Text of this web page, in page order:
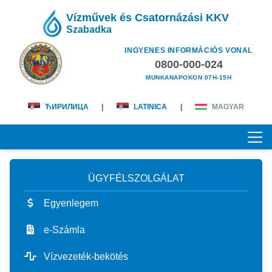
Vízművek és Csatornázási KKV
Szabadka
INGYENES INFORMÁCIÓS VONAL
0800-000-024
MUNKANAPOKON 07H-15H
ЋИРИЛИЦА LATINICA MAGYAR
KEZDŐOLDAL
RÓLUNK
magunkról
ÜGYFÉLSZOLGÁLAT
ÜGYFÉLSZOLGÁLAT
Egyenlegem
e-Számla
Vízvezeték-bekötés